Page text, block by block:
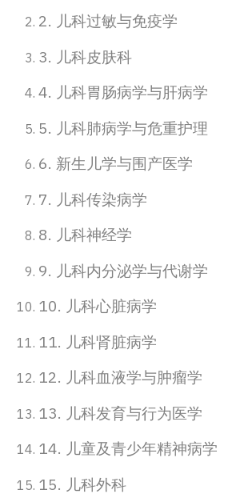
2. 儿科过敏与免疫学
3. 儿科皮肤科
4. 儿科胃肠病学与肝病学
5. 儿科肺病学与危重护理
6. 新生儿学与围产医学
7. 儿科传染病学
8. 儿科神经学
9. 儿科内分泌学与代谢学
10. 儿科心脏病学
11. 儿科肾脏病学
12. 儿科血液学与肿瘤学
13. 儿科发育与行为医学
14. 儿童及青少年精神病学
15. 儿科外科